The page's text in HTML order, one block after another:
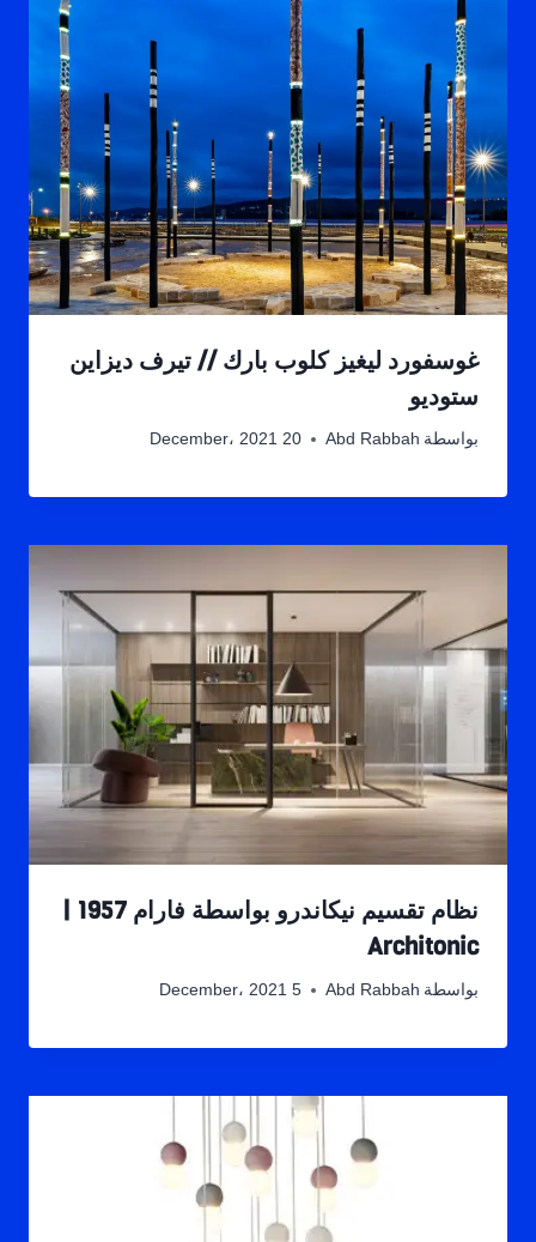
غوسفورد ليغيز كلوب بارك // تيرف ديزاين
ستوديو
بواسطة Abd Rabbah 20 December، 2021
Architonic
بواسطة Abd Rabbah 5 December، 2021